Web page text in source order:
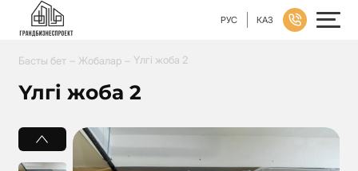
РУС КАЗ
Басты бет – Жобалар – Үлгі жоба 2
Үлгі жоба 2